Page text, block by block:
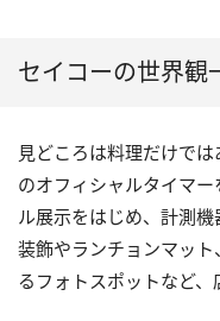
セイコーの世界観
見どころは料理だけで
のオフィシャルタイマ
ル展示をはじめ、計測
装飾やランチョンマッ
るフォトスポットなど、